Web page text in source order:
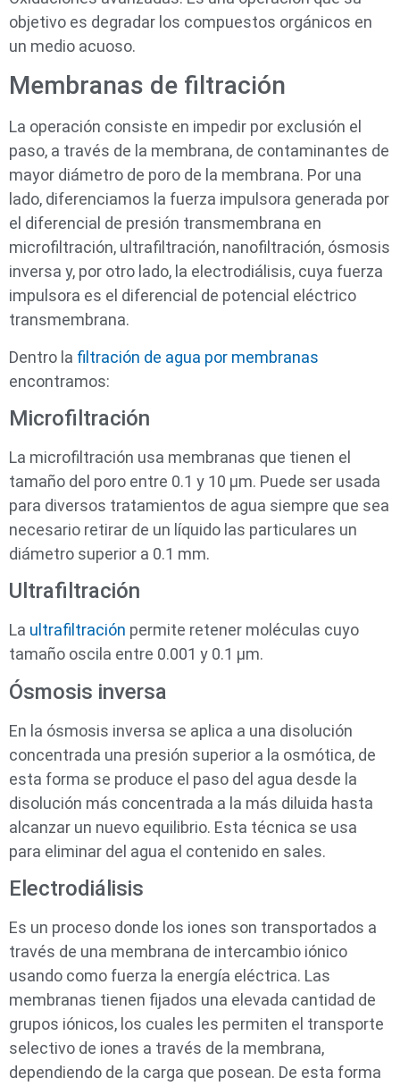
objetivo es degradar los compuestos orgánicos en
un medio acuoso.
Membranas de filtración
La operación consiste en impedir por exclusión el
paso, a través de la membrana, de contaminantes de
mayor diámetro de poro de la membrana. Por una
lado, diferenciamos la fuerza impulsora generada por
el diferencial de presión transmembrana en
microfiltración, ultrafiltración, nanofiltración, ósmosis
inversa y, por otro lado, la electrodiálisis, cuya fuerza
impulsora es el diferencial de potencial eléctrico
transmembrana.
Dentro la filtración de agua por membranas
encontramos:
Microfiltración
La microfiltración usa membranas que tienen el
tamaño del poro entre 0.1 y 10 µm. Puede ser usada
para diversos tratamientos de agua siempre que sea
necesario retirar de un líquido las particulares un
diámetro superior a 0.1 mm.
Ultrafiltración
La ultrafiltración permite retener moléculas cuyo
tamaño oscila entre 0.001 y 0.1 µm.
Ósmosis inversa
En la ósmosis inversa se aplica a una disolución
concentrada una presión superior a la osmótica, de
esta forma se produce el paso del agua desde la
disolución más concentrada a la más diluida hasta
alcanzar un nuevo equilibrio. Esta técnica se usa
para eliminar del agua el contenido en sales.
Electrodiálisis
Es un proceso donde los iones son transportados a
través de una membrana de intercambio iónico
usando como fuerza la energía eléctrica. Las
membranas tienen fijados una elevada cantidad de
grupos iónicos, los cuales les permiten el transporte
selectivo de iones a través de la membrana,
dependiendo de la carga que posean. De esta forma